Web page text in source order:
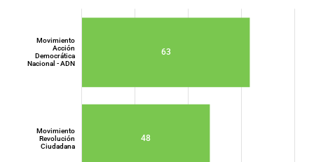
48
63
Movimiento
Revolución
Ciudadana
Movimiento
Acción
Democrática
Nacional - ADN